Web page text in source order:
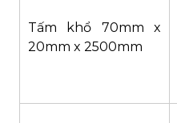
Tấm khổ 70mm x
20mm x 2500mm